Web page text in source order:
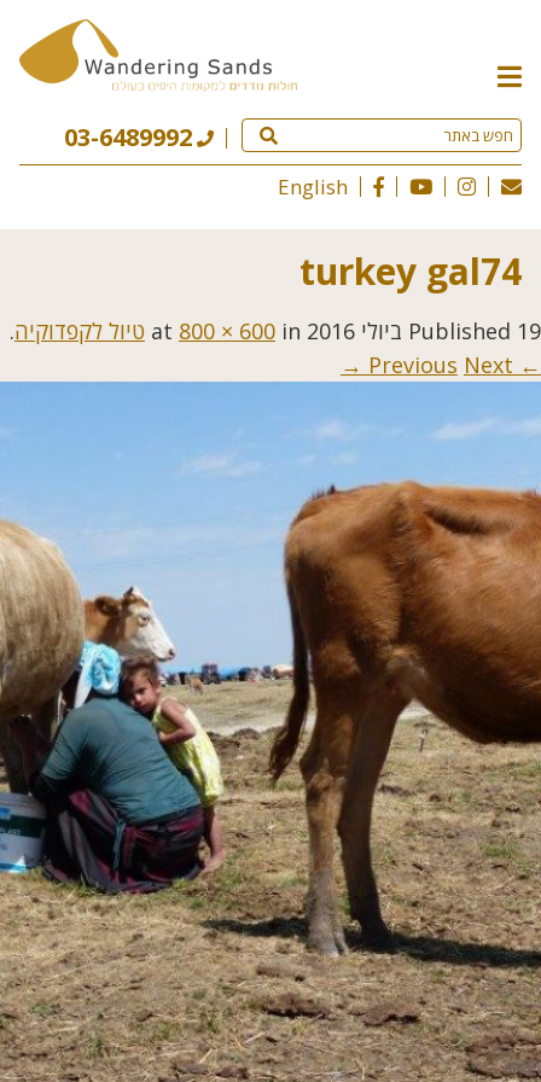
תפריט
האתר
03-6489992
English
turkey gal74
Published 19 ביולי 2016 800 × 600 in טיול לקפדוקיה.
← Previous
Next →